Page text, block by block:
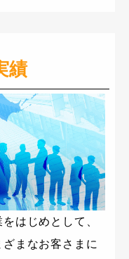
績
はじめとして、
まなお客さまに